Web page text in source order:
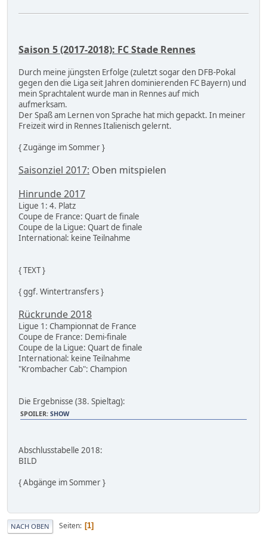
Saison 5 (2017-2018): FC Stade Rennes
Durch meine jüngsten Erfolge (zuletzt sogar den DFB-Pokal
gegen den die Liga seit Jahren dominierenden FC Bayern) und
mein Sprachtalent wurde man in Rennes auf mich
aufmerksam.
Der Spaß am Lernen von Sprache hat mich gepackt. In meiner
Freizeit wird in Rennes Italienisch gelernt.
{ Zugänge im Sommer }
Saisonziel 2017: Oben mitspielen
Hinrunde 2017
Ligue 1: 4. Platz
Coupe de France: Quart de finale
Coupe de la Ligue: Quart de finale
International: keine Teilnahme
{ TEXT }
{ ggf. Wintertransfers }
Rückrunde 2018
Ligue 1: Championnat de France
Coupe de France: Demi-finale
Coupe de la Ligue: Quart de finale
International: keine Teilnahme
"Krombacher Cab": Champion
Die Ergebnisse (38. Spieltag):
SPOILER: SHOW
Abschlusstabelle 2018:
BILD
{ Abgänge im Sommer }
NACH OBEN Seiten 1